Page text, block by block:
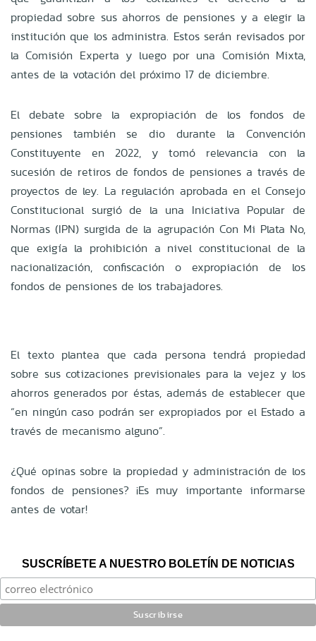
propiedad sobre sus ahorros de pensiones y a elegir la
institución que los administra. Estos serán revisados por
la Comisión Experta y luego por una Comisión Mixta,
antes de la votación del próximo 17 de diciembre.
El debate sobre la expropiación de los fondos de
pensiones también se dio durante la Convención
Constituyente en 2022, y tomó relevancia con la
sucesión de retiros de fondos de pensiones a través de
proyectos de ley. La regulación aprobada en el Consejo
Constitucional surgió de la una Iniciativa Popular de
Normas (IPN) surgida de la agrupación Con Mi Plata No,
que exigía la prohibición a nivel constitucional de la
nacionalización, confiscación o expropiación de los
fondos de pensiones de los trabajadores.
El texto plantea que cada persona tendrá propiedad
sobre sus cotizaciones previsionales para la vejez y los
ahorros generados por éstas, además de establecer que
“en ningún caso podrán ser expropiados por el Estado a
través de mecanismo alguno”.
¿Qué opinas sobre la propiedad y administración de los
fondos de pensiones? ¡Es muy importante informarse
antes de votar!
SUSCRÍBETE A NUESTRO BOLETÍN DE NOTICIAS